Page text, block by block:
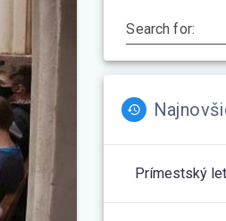
Search for:
Prímestský